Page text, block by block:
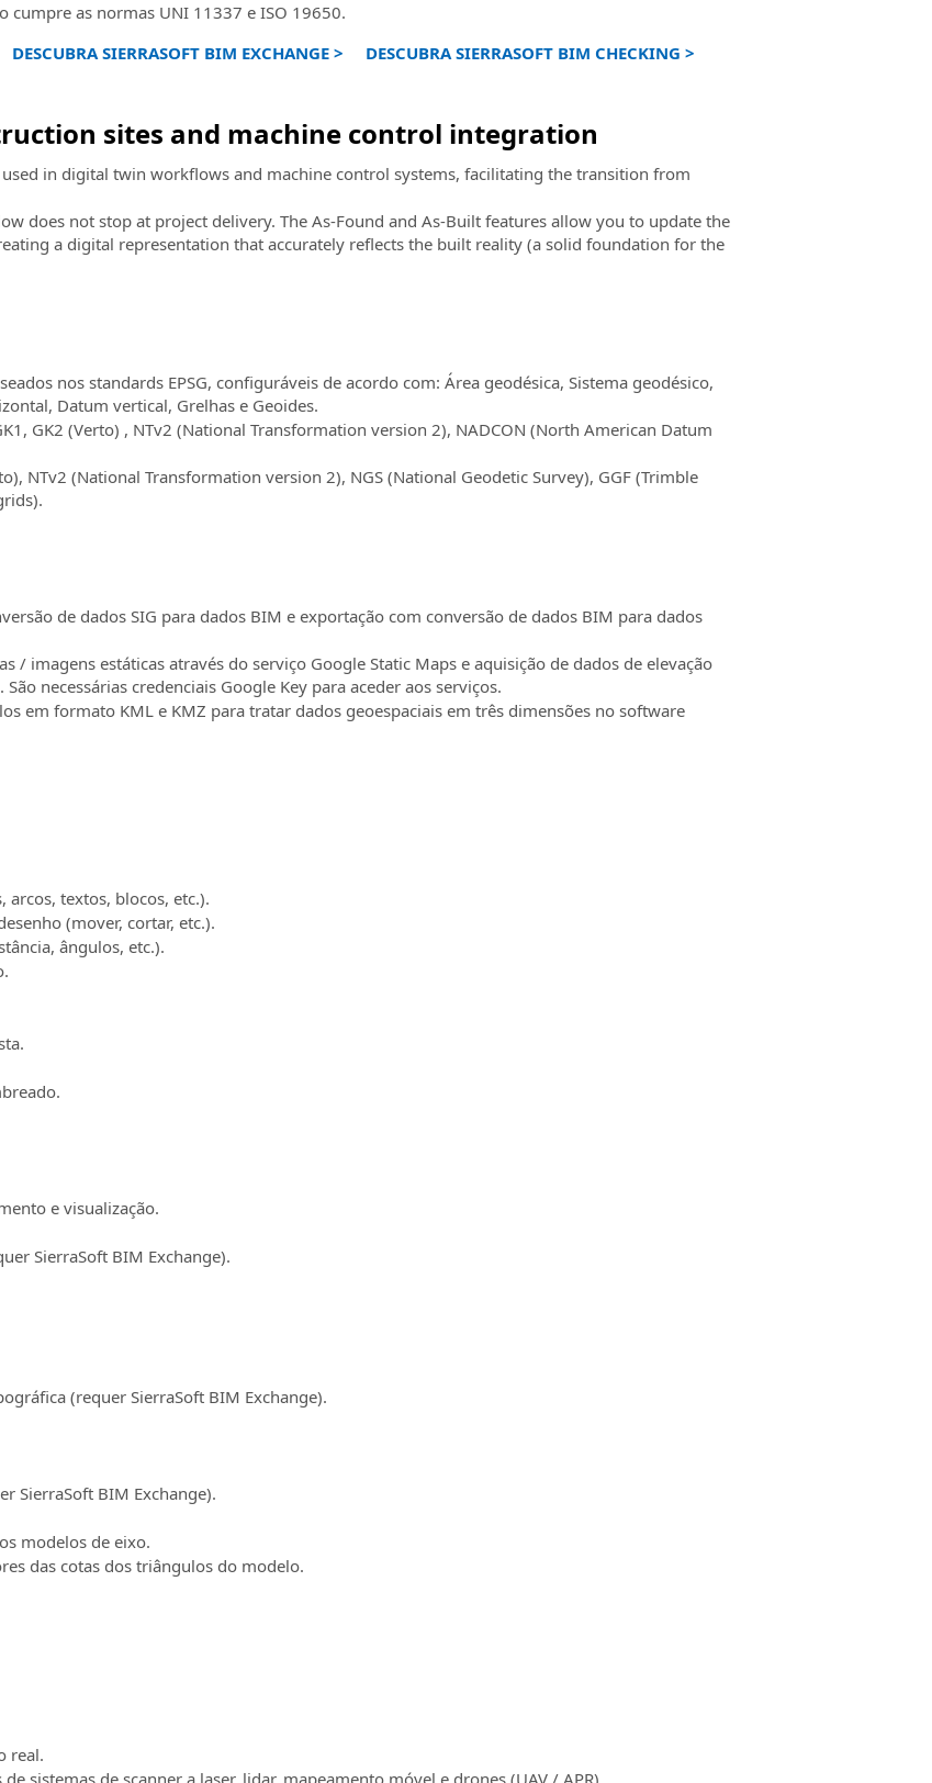
cumpre as normas UNI 11337 e ISO 19650.
DESCUBRA SIERRASOFT BIM EXCHANGE > DESCUBRA SIERRASOFT BIM CHECKING >
sites and machine control integration
in digital twin workflows and machine control systems, facilitating the transition from
does not stop at project delivery. The As-Found and As-Built features allow you to update the
a digital representation that accurately reflects the built reality (a solid foundation for the
nos standards EPSG, configuráveis de acordo com: Área geodésica, Sistema geodésico,
Datum vertical, Grelhas e Geoides.
GK2 (Verto) , NTv2 (National Transformation version 2), NADCON (North American Datum
NTv2 (National Transformation version 2), NGS (National Geodetic Survey), GGF (Trimble
de dados SIG para dados BIM e exportação com conversão de dados BIM para dados
/ imagens estáticas através do serviço Google Static Maps e aquisição de dados de elevação
necessárias credenciais Google Key para aceder aos serviços.
em formato KML e KMZ para tratar dados geoespaciais em três dimensões no software
arcos, textos, blocos, etc.).
(mover, cortar, etc.).
ângulos, etc.).
e visualização.
SierraSoft BIM Exchange).
(requer SierraSoft BIM Exchange).
SierraSoft BIM Exchange).
modelos de eixo.
das cotas dos triângulos do modelo.
real.
sistemas de scanner a laser, lidar, mapeamento móvel e drones (UAV / APR).